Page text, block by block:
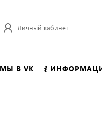
Личный кабинет
МЫ В VK